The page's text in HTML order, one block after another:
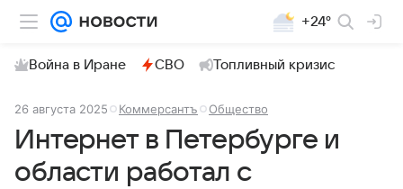
+24°
Война в Иране СВО Топливный кризис
26 августа 2025 Коммерсантъ Общество
Интернет в Петербурге и
области работал с